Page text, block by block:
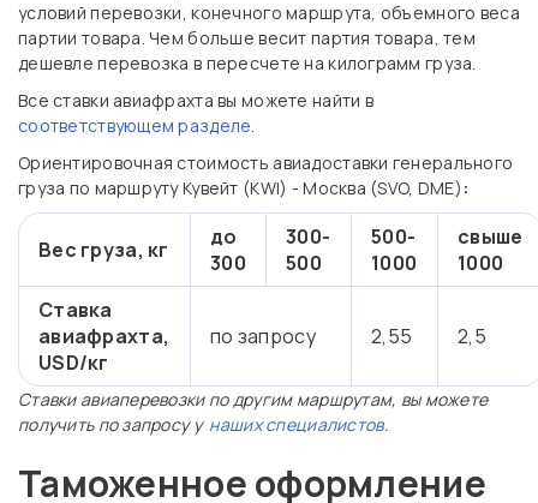
условий перевозки, конечного маршрута, объемного веса
партии товара. Чем больше весит партия товара, тем
дешевле перевозка в пересчете на килограмм груза.
Все ставки авиафрахта вы можете найти в
соответствующем разделе.
Ориентировочная стоимость авиадоставки генерального
груза по маршруту Кувейт (KWI) - Москва (SVO, DME) :
Вес груза, кг
до
300
300-
500
500-
1000
свыше
1000
Ставка
авиафрахта,
USD/кг
по запросу 2,55 2,5
Ставки авиаперевозки по другим маршрутам, вы можете
получить по запросу у наших специалистов.
Таможенное оформление